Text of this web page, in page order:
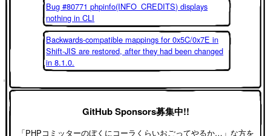
Bug #80771 phpinfo(INFO_CREDITS) displays
nothing in CLI
Backwards-compatible mappings for 0x5C/0x7E in
Shift-JIS are restored, after they had been changed
in 8.1.0.
GitHub Sponsors募集中!!
「PHPコミッターのぼくにコーラくらいおごってやるか…」な方を